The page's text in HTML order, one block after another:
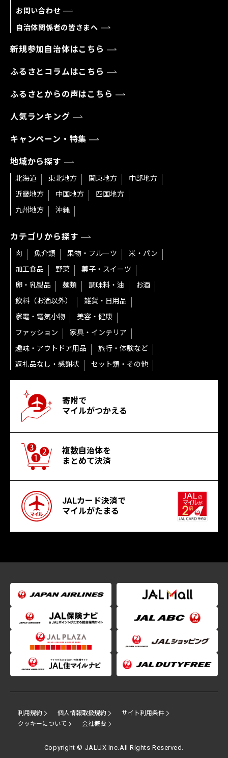
お問い合わせ
自治体関係者の皆さまへ
新規参加自治体はこちら
ふるさとコラムはこちら
ふるさとからの声はこちら
人気ランキング
キャンペーン・特集
地域から探す
北海道 東北地方 関東地方
中部地方
近畿地方
中国地方
四国地方
九州地方
沖縄
カテゴリから探す
肉 魚介類 果物・フルーツ
米・パン
加工食品
野菜
菓子・スイーツ
卵・乳製品
麺類 調味料・油
お酒
飲料（お酒以外）
雑貨・日用品
家電・電気小物
美容・健康
ファッション
家具・インテリア
趣味・アウトドア用品
旅行・体験など
返礼品なし・感謝状
セット類・その他
寄附で
マイルがつかえる
複数自治体を
まとめて決済
JALカード決済で
マイルがたまる
利用規約 個人情報取扱規約
サイト利用条件
クッキーについて
会社概要
Copyright © JALUX Inc.All Rights Reserved.